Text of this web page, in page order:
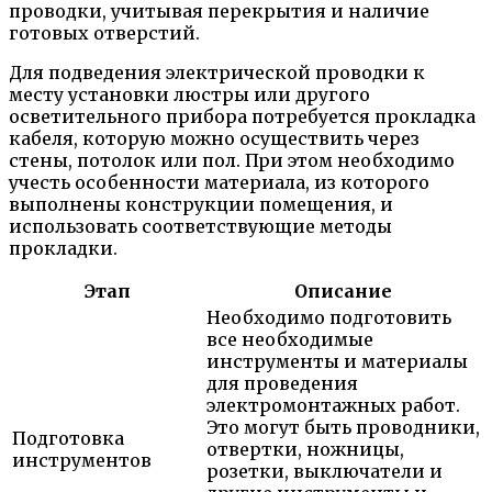
проводки, учитывая перекрытия и наличие
готовых отверстий.
Для подведения электрической проводки к
месту установки люстры или другого
осветительного прибора потребуется прокладка
кабеля, которую можно осуществить через
стены, потолок или пол. При этом необходимо
учесть особенности материала, из которого
выполнены конструкции помещения, и
использовать соответствующие методы
прокладки.
Этап
Описание
Подготовка
инструментов
Необходимо подготовить
все необходимые
инструменты и материалы
для проведения
электромонтажных работ.
Это могут быть проводники,
отвертки, ножницы,
розетки, выключатели и